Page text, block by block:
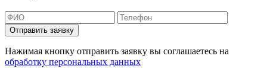
Отправить заявку
Нажимая кнопку отправить заявку вы соглашаетесь на
обработку персональных данных